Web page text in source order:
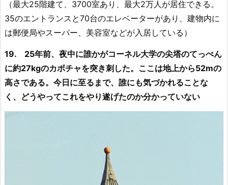
（最大25階建て、3700室あり、最大2万人が居住できる。
35のエントランスと70台のエレベーターがあり、建物内に
は郵便局やスーパー、美容室などが入居している）
19. 25年前、夜中に誰かがコーネル大学の尖塔のてっぺん
に約27kgのカボチャを突き刺した。ここは地上から52mの
高さである。今日に至るまで、誰にも気づかれることな
く、どうやってこれをやり遂げたのか分かっていない